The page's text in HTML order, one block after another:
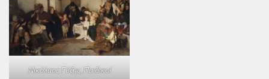
Νικόλαος Γύζης,Παιδικοί